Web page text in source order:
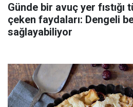
Günde bir avuç yer
çeken faydaları: Dengeli
sağlayabiliyor